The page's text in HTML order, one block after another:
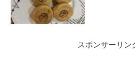
スポンサーリン